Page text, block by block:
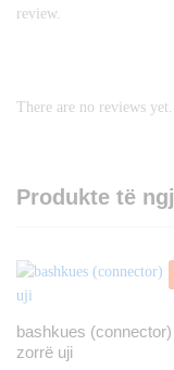
review.
There are no reviews yet.
Produkte të
bashkues
zorrë uji